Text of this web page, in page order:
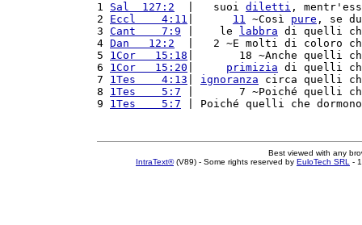
1 Sal  127:2
  |   suoi
diletti ,
2 Eccl    4:11 11 ~Così pure , se
3 Cant    7:9 |    le labbra di quelli
4 Dan   12:2
|   2 ~E molti di coloro
5 1Cor   15:18 |       18 ~Anche quelli
6 1Cor   15:20 primizia di quelli
7 1Tes    4:13 ignoranza circa quelli
8 1Tes    5:7 |       7 ~Poiché quelli
9 1Tes    5:7 | Poiché quelli che
Best viewed with any
IntraText®(V89) - Some rights reserved by EuloTech SRL -